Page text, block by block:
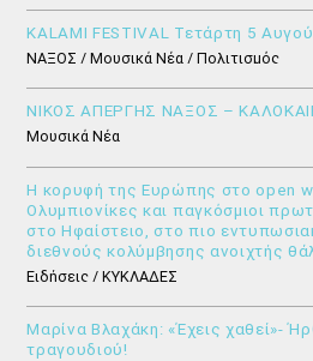
KALAMI FESTIVAL Τετάρτη 5
ΝΑΞΟΣ / Μουσικά Νέα / Πολιτισμός
ΝΙΚΟΣ ΑΠΕΡΓΗΣ ΝΑΞΟΣ –
Μουσικά Νέα
Η κορυφή της Ευρώπης στο open
Ολυμπιονίκες και παγκόσμιοι
στο Ηφαίστειο, στο πιο
διεθνούς κολύμβησης ανοιχτής
Ειδήσεις / ΚΥΚΛΑΔΕΣ
Μαρίνα Βλαχάκη: «Έχεις χαθεί»-
τραγουδιού!